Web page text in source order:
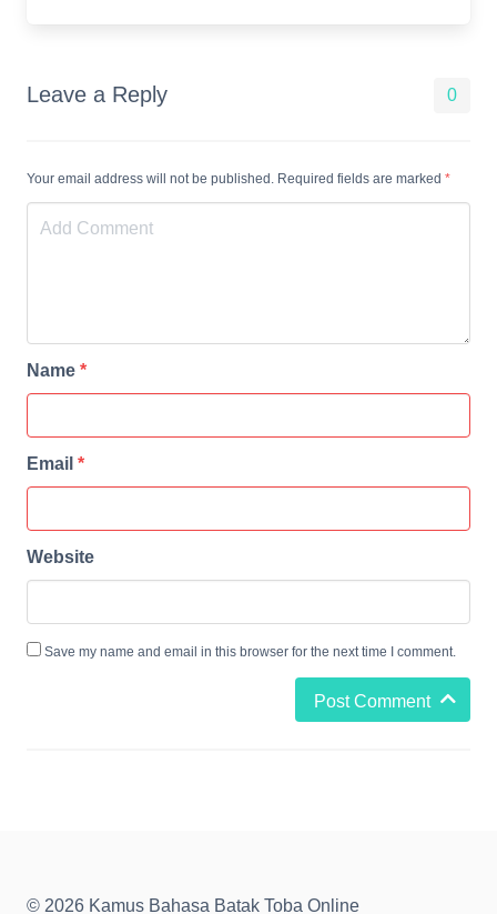
Leave a Reply 0
Your email address will not be published. Required fields are marked *
Name *
Email *
Website
Save my name and email in this browser for the next time I comment.
Post Comment
© 2026 Kamus Bahasa Batak Toba Online